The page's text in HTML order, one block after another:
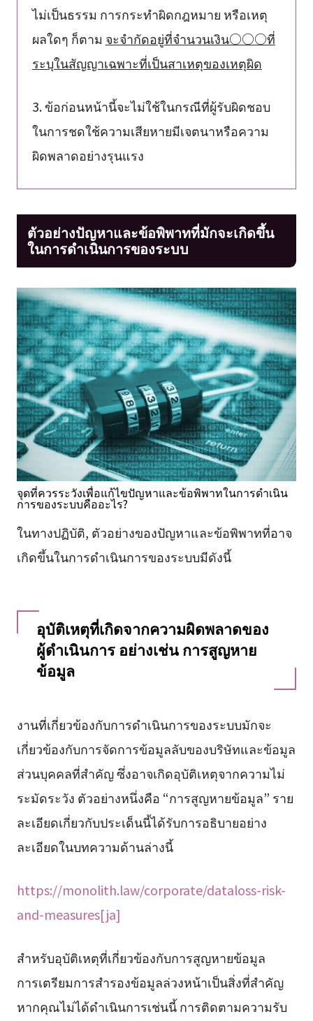
ไม่เป็นธรรม การกระทำผิดกฎหมาย หรือเหตุ
ผลใดๆ ก็ตาม จะจำกัดอยู่ที่จำนวนเงิน○○○ที่
ระบุในสัญญาเฉพาะที่เป็นสาเหตุของเหตุผิด
3. ข้อก่อนหน้านี้จะไม่ใช้ในกรณีที่ผู้รับผิดชอบ
ในการชดใช้ความเสียหายมีเจตนาหรือความ
ผิดพลาดอย่างรุนแรง
ตัวอย่างปัญหาและข้อพิพาทที่มักจะเกิดขึ้น
ในการดำเนินการของระบบ
จุดที่ควรระวังเพื่อแก้ไขปัญหาและข้อพิพาทในการดำเนิน
การของระบบคืออะไร?
ในทางปฏิบัติ, ตัวอย่างของปัญหาและข้อพิพาทที่อาจ
เกิดขึ้นในการดำเนินการของระบบมีดังนี้
อุบัติเหตุที่เกิดจากความผิดพลาดของ
ผู้ดำเนินการ อย่างเช่น การสูญหาย
ข้อมูล
งานที่เกี่ยวข้องกับการดำเนินการของระบบมักจะ
เกี่ยวข้องกับการจัดการข้อมูลลับของบริษัทและข้อมูล
ส่วนบุคคลที่สำคัญ ซึ่งอาจเกิดอุบัติเหตุจากความไม่
ระมัดระวัง ตัวอย่างหนึ่งคือ “การสูญหายข้อมูล” ราย
ละเอียดเกี่ยวกับประเด็นนี้ได้รับการอธิบายอย่าง
ละเอียดในบทความด้านล่างนี้
https://monolith.law/corporate/dataloss-risk-
and-measures[ja]
สำหรับอุบัติเหตุที่เกี่ยวข้องกับการสูญหายข้อมูล
การเตรียมการสำรองข้อมูลล่วงหน้าเป็นสิ่งที่สำคัญ
หากคุณไม่ได้ดำเนินการเช่นนี้ การติดตามความรับ